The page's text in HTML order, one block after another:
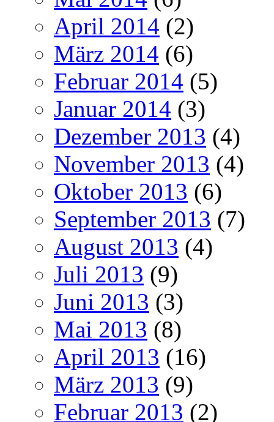
April 2014 (2)
März 2014 (6)
Februar 2014 (5)
Januar 2014 (3)
Dezember 2013 (4)
November 2013 (4)
Oktober 2013 (6)
September 2013 (7)
August 2013 (4)
Juli 2013 (9)
Juni 2013 (3)
Mai 2013 (8)
April 2013 (16)
März 2013 (9)
Februar 2013 (2)